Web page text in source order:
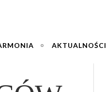
AKTUALNOŚCI